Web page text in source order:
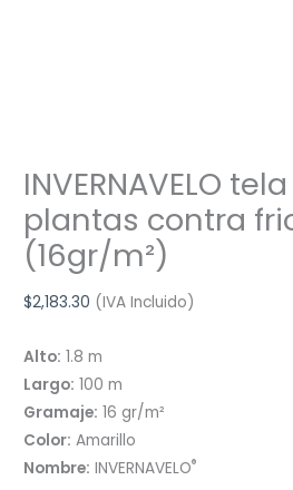
INVERNAVELO
plantas contra
(16gr/m²)
$2,183.30 (IVA Incluido)
Alto: 1.8 m
Largo: 100 m
Gramaje: 16 gr/m²
Color: Amarillo
Nombre: INVERNAVELO®